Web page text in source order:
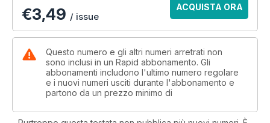
In the Knee Down track section you’ll find columns by Steve
Brouggy, Andrew Pitt, Don Cox and Emma Bailey of EJB
Exercise Physiology. Then in Getting Started, we’ve got a full
wrap on Stay Upright’s Advanced 1 Skills course.
€3,49 / issue
ACQUISTA ORA
Questo numero e gli altri numeri arretrati non
sono inclusi in un Rapid abbonamento. Gli
abbonamenti includono l'ultimo numero regolare
e i nuovi numeri usciti durante l'abbonamento e
partono da un prezzo minimo di